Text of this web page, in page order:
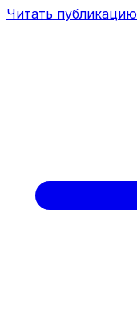
Читать публикацию